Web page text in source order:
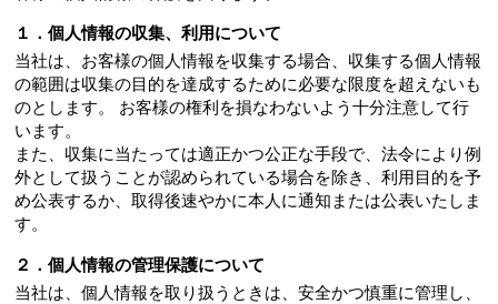
１．個人情報の収集、利用について
当社は、お客様の個人情報を収集する場合、収集する個人情報
の範囲は収集の目的を達成するために必要な限度を超えないも
のとします。 お客様の権利を損なわないよう十分注意して行
います。
また、収集に当たっては適正かつ公正な手段で、法令により例
外として扱うことが認められている場合を除き、利用目的を予
め公表するか、取得後速やかに本人に通知または公表いたしま
す。
２．個人情報の管理保護について
当社は、個人情報を取り扱うときは、安全かつ慎重に管理し、